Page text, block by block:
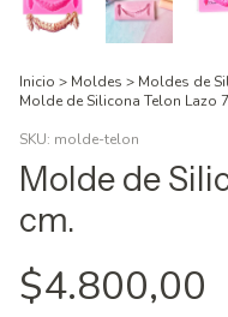
Inicio > Moldes > Moldes de
Molde de Silicona Telon Lazo
SKU: molde-telon
Molde de
cm.
$4.800,00